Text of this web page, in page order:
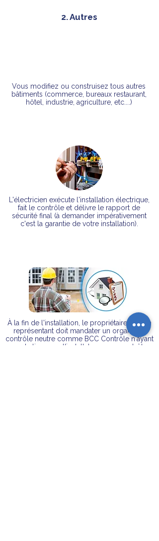
2. Autres
Vous modifiez ou construisez tous autres
bâtiments (commerce, bureaux restaurant,
hôtel, industrie, agriculture, etc....)
L'électricien exécute l'installation électrique,
fait le contrôle et délivre le rapport de
sécurité final (à demander impérativement
c'est la garantie de votre installation).
À la fin de l'installation, le propriétaire ou son
représentant doit mandater un organe de
contrôle neutre comme BCC Contrôle n'ayant
pas de lien avec l'installateur pour contrôler.